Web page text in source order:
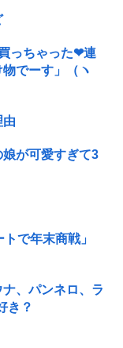
っちゃった❤連
でーす」（ヽ
由
が可愛すぎて3
で年末商戦」
、パンネロ、ラ
き？